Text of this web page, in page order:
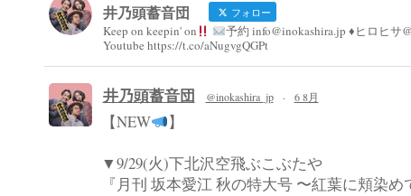
井乃頭蓄音団 フォロー
Keep on keepin' on
予約 info@inokashira.jp ♦︎ヒロヒサ
Youtube https://t.co/aNugvgQGPt
井乃頭蓄音団 @inokashira_jp · 6 8月
【NEW
】
▼9/29(火)下北沢空飛ぶこぶたや
『月刊 坂本愛江 秋の特大号 〜紅葉に頬染め